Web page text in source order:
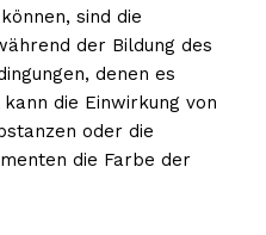
sind die
der Bildung des
denen es
die Einwirkung von
oder die
die Farbe der